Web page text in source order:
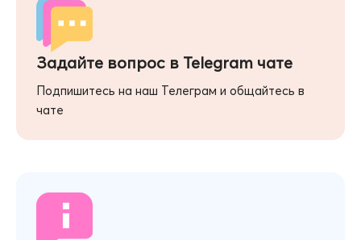
Задайте вопрос в Telegram чате
Подпишитесь на наш Телеграм и общайтесь в
чате